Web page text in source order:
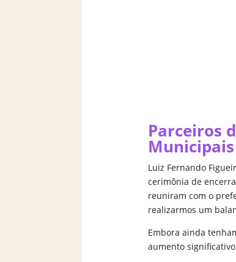
Parceiros
Municipais
Luiz Fernando
cerimônia de
reuniram com o
realizarmos um
Embora ainda
aumento